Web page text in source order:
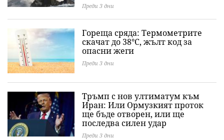
Преди 3 дни
Гореща сряда: Термометрите
скачат до 38°C, жълт код за
опасни жеги
Преди 3 дни
Тръмп с нов ултиматум към
Иран: Или Ормузкият проток
ще бъде отворен, или ще
последва силен удар
Преди 3 дни